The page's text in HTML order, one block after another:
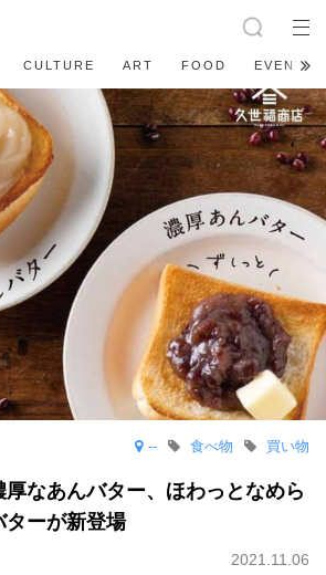
CULTURE ART FOOD EVENT
-- 買い物
食べ物
なあんバター、ほわっとなめら
ターが新登場
2021.11.06